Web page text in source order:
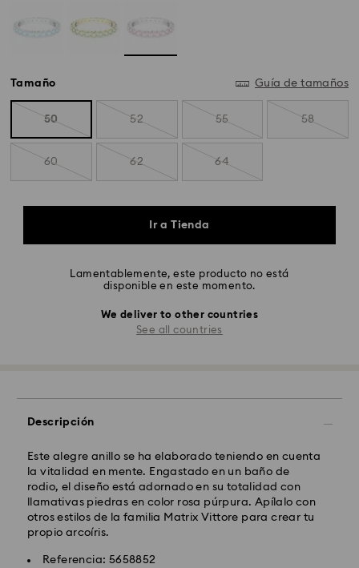
Tamaño Guía de tamaños
50 52 55 58
60 62 64
Ir a Tienda
Lamentablemente, este producto no está
disponible en este momento.
We deliver to other countries
See all countries
Descripción
Este alegre anillo se ha elaborado teniendo en cuenta
la vitalidad en mente. Engastado en un baño de
rodio, el diseño está adornado en su totalidad con
llamativas piedras en color rosa púrpura. Apílalo con
otros estilos de la familia Matrix Vittore para crear tu
propio arcoíris.
Referencia: 5658852